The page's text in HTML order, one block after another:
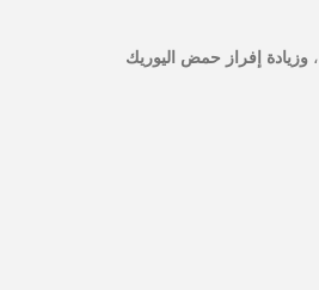
، وزيادة إفراز حمض اليوريك